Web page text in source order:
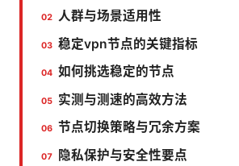
人群与场景适用性
稳定vpn节点的关键指标
如何挑选稳定的节点
实测与测速的高效方法
节点切换策略与冗余方案
隐私保护与安全性要点